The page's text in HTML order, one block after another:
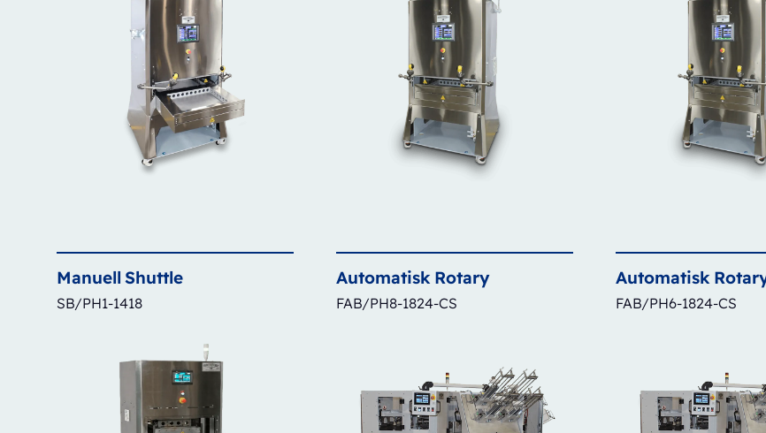
Manuell Shuttle
SB/PH1-1418
Automatisk Rotary
FAB/PH8-1824-CS
Automatisk
FAB/PH6-1824-CS